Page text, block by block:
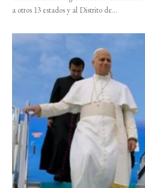
a otros 13 estados y al Distrito de...